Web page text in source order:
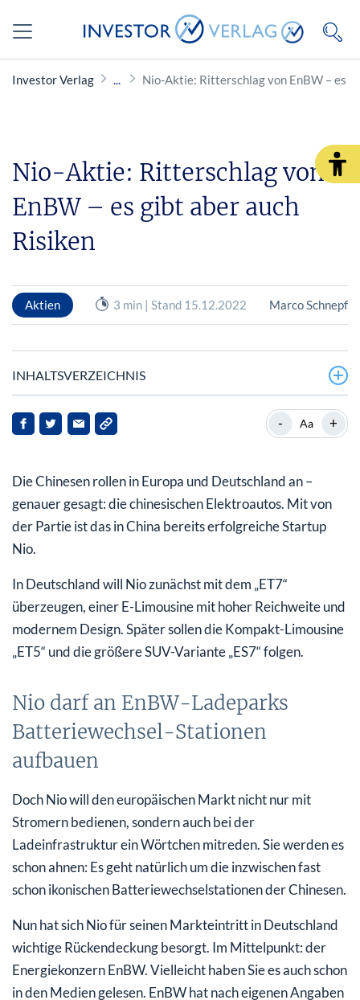
Investor Verlag Nio-Aktie: Ritterschlag von EnBW – es
Nio-Aktie: Ritterschlag von
EnBW – es gibt aber auch
Risiken
Aktien 3 min | Stand 15.12.2022 Marco Schnepf
INHALTSVERZEICHNIS
Nio darf an EnBW-Ladeparks Batteriewechsel-
Stationen aufbauen
In China bereits ein voller Erfolg
Mein Fazit für Sie: Chancen und Risiken
- Aa +
Die Chinesen rollen in Europa und Deutschland an –
genauer gesagt: die chinesischen Elektroautos. Mit von
der Partie ist das in China bereits erfolgreiche Startup
Nio.
In Deutschland will Nio zunächst mit dem „ET7“
überzeugen, einer E-Limousine mit hoher Reichweite und
modernem Design. Später sollen die Kompakt-Limousine
„ET5“ und die größere SUV-Variante „ES7“ folgen.
Nio darf an EnBW-Ladeparks
Batteriewechsel-Stationen
aufbauen
Doch Nio will den europäischen Markt nicht nur mit
Stromern bedienen, sondern auch bei der
Ladeinfrastruktur ein Wörtchen mitreden. Sie werden es
schon ahnen: Es geht natürlich um die inzwischen fast
schon ikonischen Batteriewechselstationen der Chinesen.
Nun hat sich Nio für seinen Markteintritt in Deutschland
wichtige Rückendeckung besorgt. Im Mittelpunkt: der
Energiekonzern EnBW. Vielleicht haben Sie es auch schon
in den Medien gelesen. EnBW hat nach eigenen Angaben